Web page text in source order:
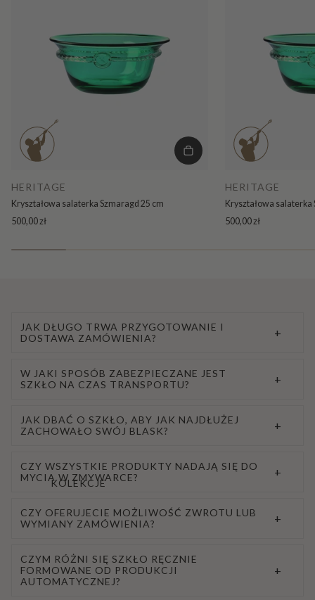
KOLEKCJE
HERITAGE
Kryształowa salaterka Szmaragd 25 cm
500,00 zł
HERITAGE
Kryształowa salaterka
500,00 zł
JAK DŁUGO TRWA PRZYGOTOWANIE I
DOSTAWA ZAMÓWIENIA?
+
W JAKI SPOSÓB ZABEZPIECZANE JEST
SZKŁO NA CZAS TRANSPORTU?
+
JAK DBAĆ O SZKŁO, ABY JAK NAJDŁUŻEJ
ZACHOWAŁO SWÓJ BLASK?
+
CZY WSZYSTKIE PRODUKTY NADAJĄ SIĘ DO
MYCIA W ZMYWARCE?
+
CZY OFERUJECIE MOŻLIWOŚĆ ZWROTU LUB
WYMIANY ZAMÓWIENIA?
+
CZYM RÓŻNI SIĘ SZKŁO RĘCZNIE
FORMOWANE OD PRODUKCJI
AUTOMATYCZNEJ?
+